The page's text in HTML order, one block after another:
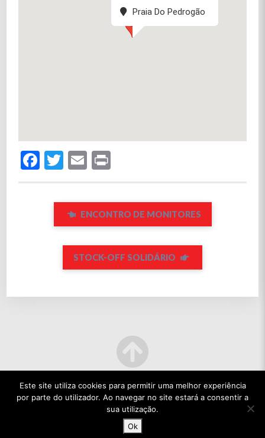
Praia Do Pedrogão
Facebook
Twitter
Email
ENCONTRO DE MONITORES
STOCK-OFF SOLIDÁRIO
© 2022 TODOS OS DIREITOS RESERVADOS.
Este site utiliza cookies para permitir uma melhor experiência
por parte do utilizador. Ao navegar no site estará a consentir a
sua utilização.
Ok